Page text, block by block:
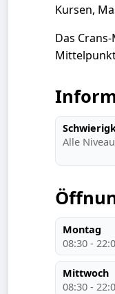
Kursen,
Das
Alle
Montag
08:30 -
Mittwoch
08:30 -